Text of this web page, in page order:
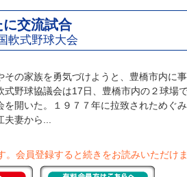
交流試合
軟式野球大会
の家族を勇気づけようと、豊橋市内に
式野球協議会は17日、豊橋市内の２球場
を開いた。１９７７年に拉致されためぐ
妻から...
会員登録すると続きをお読みいただけま